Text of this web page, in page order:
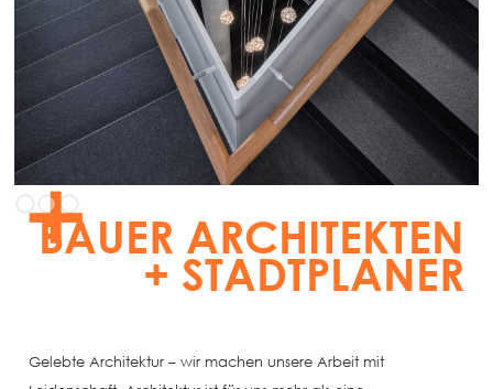
Slide 2 of 3.
BAUER ARCHITEKTEN
+ STADTPLANER
Gelebte Architektur – wir machen unsere Arbeit mit